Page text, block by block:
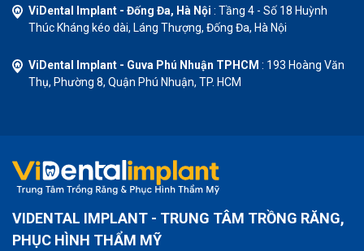
ViDental Implant - Đống Đa, Hà Nội : Tầng 4 - Số 18 Huỳnh
Thúc Kháng kéo dài, Láng Thượng, Đống Đa, Hà Nội
ViDental Implant - Guva Phú Nhuận TPHCM : 193 Hoàng Văn
Thụ, Phường 8, Quận Phú Nhuận, TP. HCM
VIDENTAL IMPLANT - TRUNG TÂM TRỒNG RĂNG,
PHỤC HÌNH THẨM MỸ